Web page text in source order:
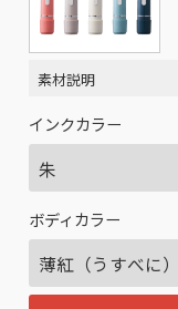
素材説明
インクカラー
ボディカラー